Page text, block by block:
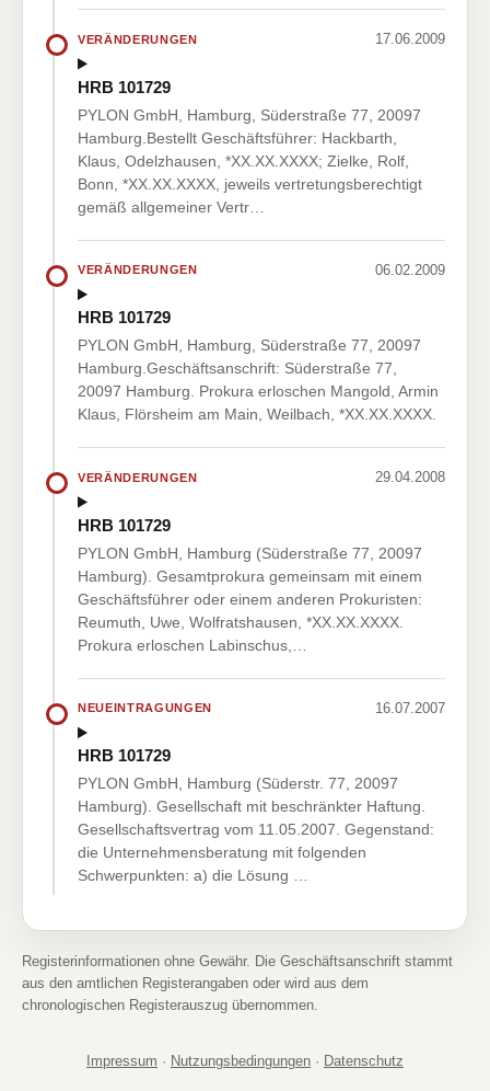
VERÄNDERUNGEN 17.06.2009
HRB 101729
PYLON GmbH, Hamburg, Süderstraße 77, 20097
Hamburg.Bestellt Geschäftsführer: Hackbarth,
Klaus, Odelzhausen, *XX.XX.XXXX; Zielke, Rolf,
Bonn, *XX.XX.XXXX, jeweils vertretungsberechtigt
gemäß allgemeiner Vertr…
VERÄNDERUNGEN 06.02.2009
HRB 101729
PYLON GmbH, Hamburg, Süderstraße 77, 20097
Hamburg.Geschäftsanschrift: Süderstraße 77,
20097 Hamburg. Prokura erloschen Mangold, Armin
Klaus, Flörsheim am Main, Weilbach, *XX.XX.XXXX.
VERÄNDERUNGEN 29.04.2008
HRB 101729
PYLON GmbH, Hamburg (Süderstraße 77, 20097
Hamburg). Gesamtprokura gemeinsam mit einem
Geschäftsführer oder einem anderen Prokuristen:
Reumuth, Uwe, Wolfratshausen, *XX.XX.XXXX.
Prokura erloschen Labinschus,…
NEUEINTRAGUNGEN 16.07.2007
HRB 101729
PYLON GmbH, Hamburg (Süderstr. 77, 20097
Hamburg). Gesellschaft mit beschränkter Haftung.
Gesellschaftsvertrag vom 11.05.2007. Gegenstand:
die Unternehmensberatung mit folgenden
Schwerpunkten: a) die Lösung …
Registerinformationen ohne Gewähr. Die Geschäftsanschrift stammt
aus den amtlichen Registerangaben oder wird aus dem
chronologischen Registerauszug übernommen.
Impressum · Nutzungsbedingungen · Datenschutz